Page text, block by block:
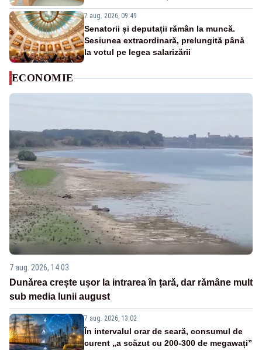
7 aug. 2026, 09:49
Senatorii și deputații rămân la muncă.
Sesiunea extraordinară, prelungită până
la votul pe legea salarizării
ECONOMIE
7 aug. 2026, 14:03
Dunărea crește ușor la intrarea în țară, dar rămâne mult
sub media lunii august
7 aug. 2026, 13:02
În intervalul orar de seară, consumul de
curent „a scăzut cu 200-300 de megawați”